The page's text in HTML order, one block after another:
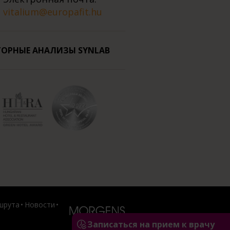
vitalium@europafit.hu
АНАЛИЗЫ SYNLAB
Новости
Записаться на прием к врачу